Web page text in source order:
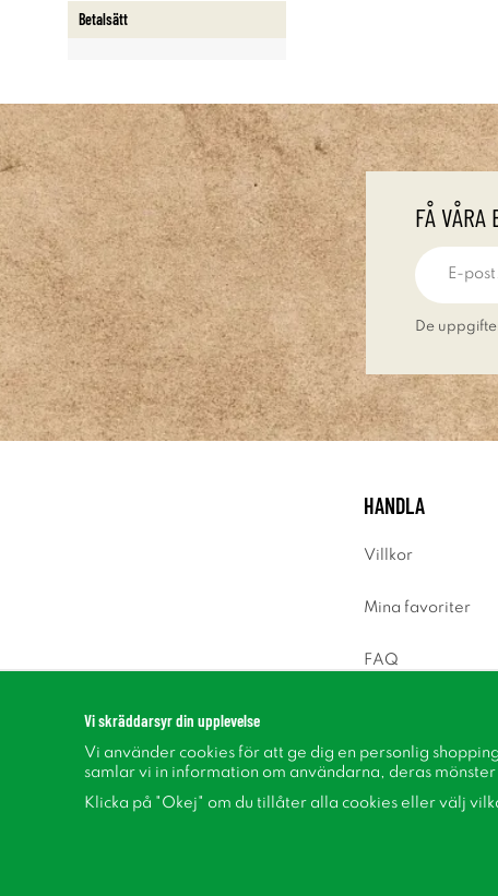
Betalsätt
FÅ VÅRA
De
HANDLA
Villkor
Mina favoriter
FAQ
Vi skräddarsyr din upplevelse
Vi använder cookies för att ge dig en personlig
samlar vi in information om användarna, deras mönster
Klicka på "Okej" om du tillåter alla cookies eller välj